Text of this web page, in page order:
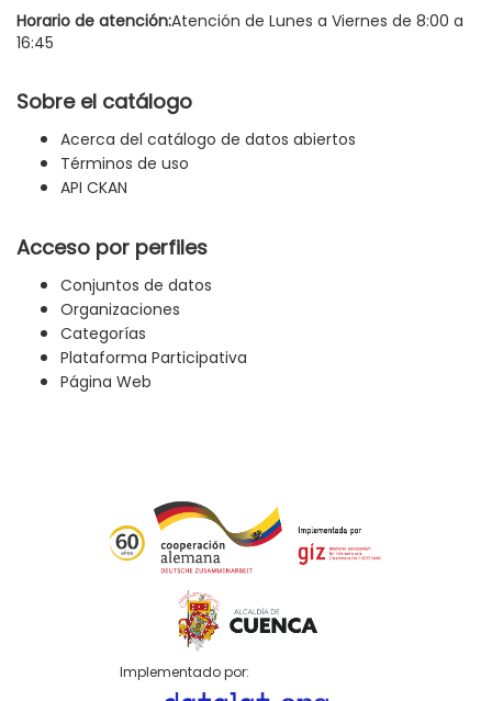
Horario de atención:Atención de Lunes a Viernes de 8:00 a
16:45
Sobre el catálogo
Acerca del catálogo de datos abiertos
Términos de uso
API CKAN
Acceso por perfiles
Conjuntos de datos
Organizaciones
Categorías
Plataforma Participativa
Página Web
Implementado por: